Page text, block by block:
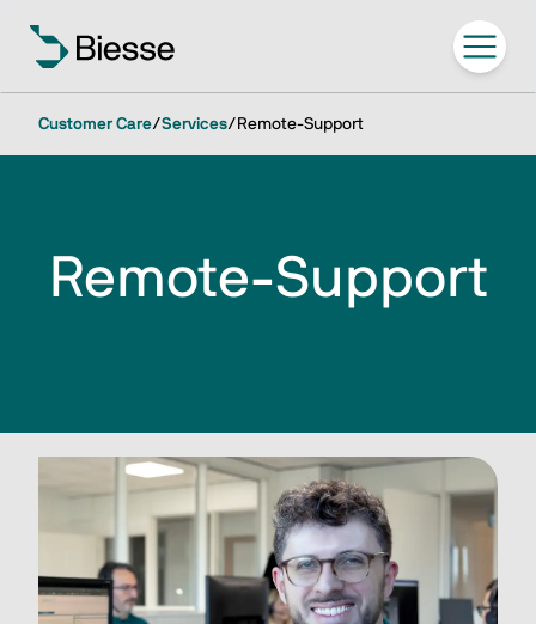
Customer Care/Services/ Remote-Support
Remote-Support